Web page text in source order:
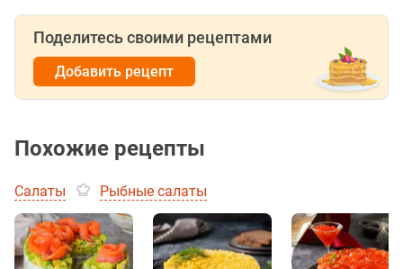
Поделитесь своими рецептами
Добавить рецепт
Похожие рецепты
Салаты Рыбные салаты